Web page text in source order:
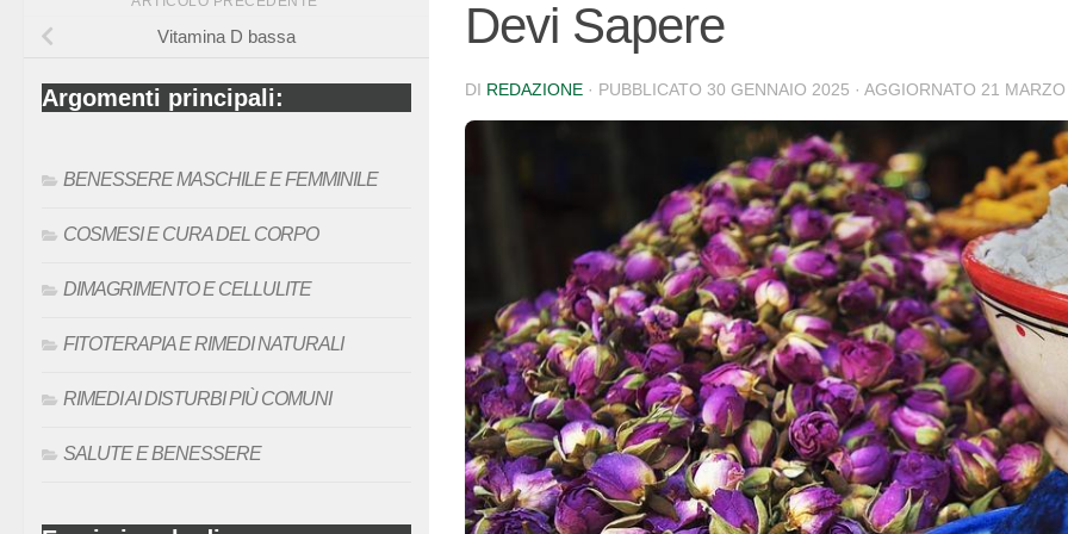
Devi Sapere
DI REDAZIONE · PUBBLICATO 30 GENNAIO 2025 · AGGIORNATO 21
Vitamina D bassa
Argomenti principali:
BENESSERE MASCHILE E FEMMINILE
COSMESI E CURA DEL CORPO
DIMAGRIMENTO E CELLULITE
FITOTERAPIA E RIMEDI NATURALI
RIMEDI AI DISTURBI PIÙ COMUNI
SALUTE E BENESSERE